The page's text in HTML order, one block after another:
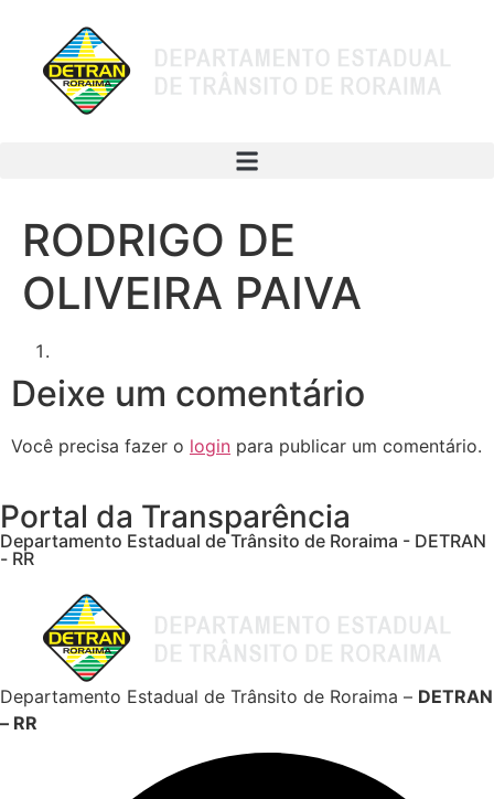
RODRIGO DE
OLIVEIRA PAIVA
Deixe um comentário
Você precisa fazer o login para publicar um comentário.
Portal da Transparência
Departamento Estadual de Trânsito de Roraima - DETRAN
- RR
Departamento Estadual de Trânsito de Roraima – DETRAN
– RR